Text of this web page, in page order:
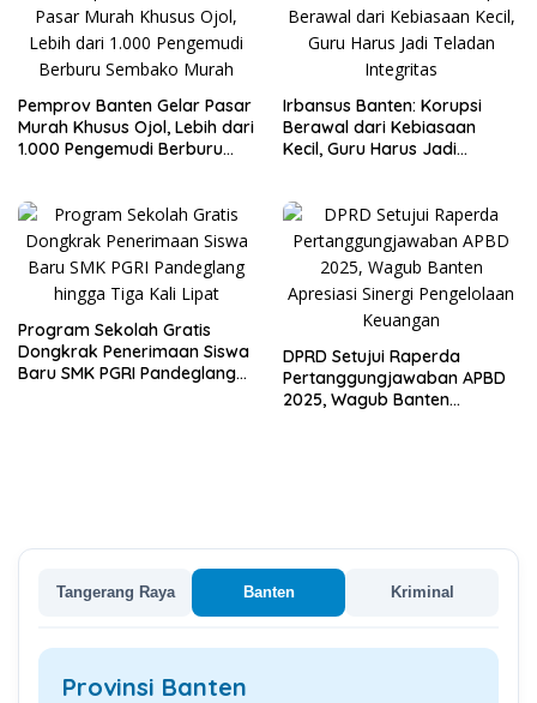
Pemprov Banten Gelar Pasar
Murah Khusus Ojol, Lebih dari
1.000 Pengemudi Berburu
Irbansus Banten: Korupsi
Berawal dari Kebiasaan
Kecil, Guru Harus Jadi
Program Sekolah Gratis
Dongkrak Penerimaan Siswa
Baru SMK PGRI Pandeglang
DPRD Setujui Raperda
Pertanggungjawaban APBD
2025, Wagub Banten
Tangerang Raya Banten Kriminal
Provinsi Banten